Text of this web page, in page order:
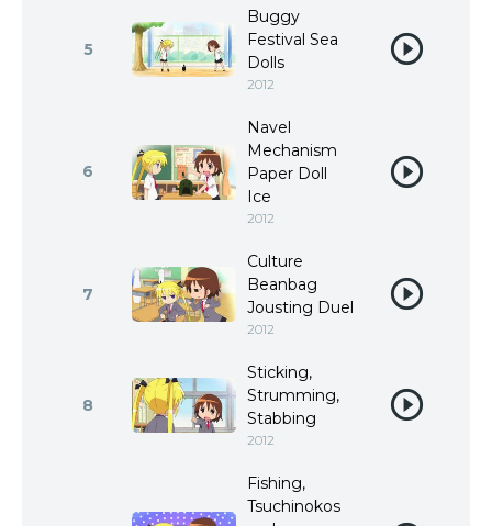
5
Buggy
Festival Sea
Dolls
2012
6
Navel
Mechanism
Paper Doll
Ice
2012
7
Culture
Beanbag
Jousting Duel
2012
8
Sticking,
Strumming,
Stabbing
2012
Fishing,
Tsuchinokos